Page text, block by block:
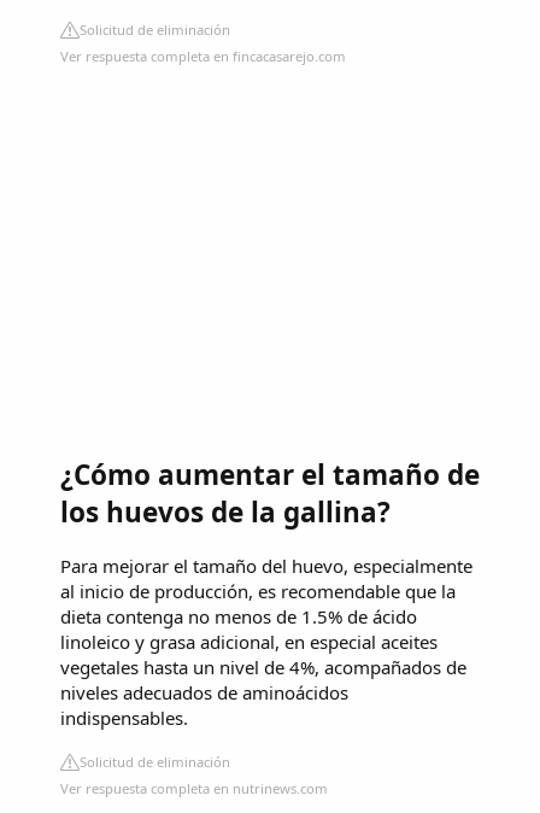
Solicitud de eliminación
Ver respuesta completa en fincacasarejo.com
¿Cómo aumentar el tamaño de
los huevos de la gallina?
Para mejorar el tamaño del huevo, especialmente
al inicio de producción, es recomendable que la
dieta contenga no menos de 1.5% de ácido
linoleico y grasa adicional, en especial aceites
vegetales hasta un nivel de 4%, acompañados de
niveles adecuados de aminoácidos
indispensables.
Solicitud de eliminación
Ver respuesta completa en nutrinews.com